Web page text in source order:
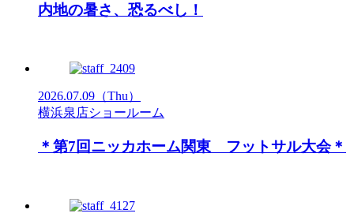
内地の暑さ、恐るべし！
2026.07.09 （Thu）
横浜泉店ショールーム
＊第7回ニッカホーム関東 フットサル大会＊